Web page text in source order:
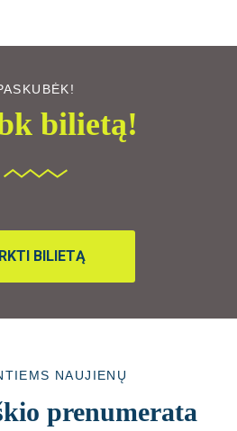
bilietą!
BILIETĄ
NAUJIENŲ
prenumerata​